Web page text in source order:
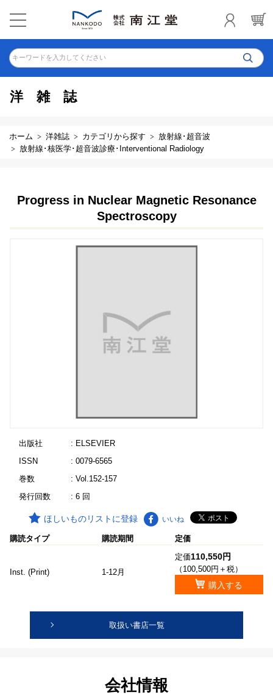
キーワードを入力してください
洋雑誌
ホーム 洋雑誌 カテゴリから探す
放射線･超音波
放射線･核医学･超音波診療･Interventional Radiology
Progress in Nuclear Magnetic Resonance
Spectroscopy
出版社
: ELSEVIER
ISSN
: 0079-6565
巻数
: Vol.152-157
発行回数
: 6 回
ほしいものリストに登録 いいね
購読タイプ 購読期間 定価
Inst. (Print) 1-12月
定価110,550円
（100,500円＋税）
購入する
取扱い書店一覧
会社情報